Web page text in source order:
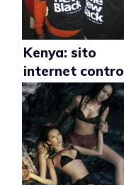
Kenya: sito
internet contro
le
discriminazioni
gay